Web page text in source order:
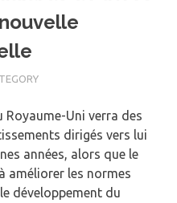
Uni verra des
dirigés vers lui
années, alors que le
améliorer les normes
développement du